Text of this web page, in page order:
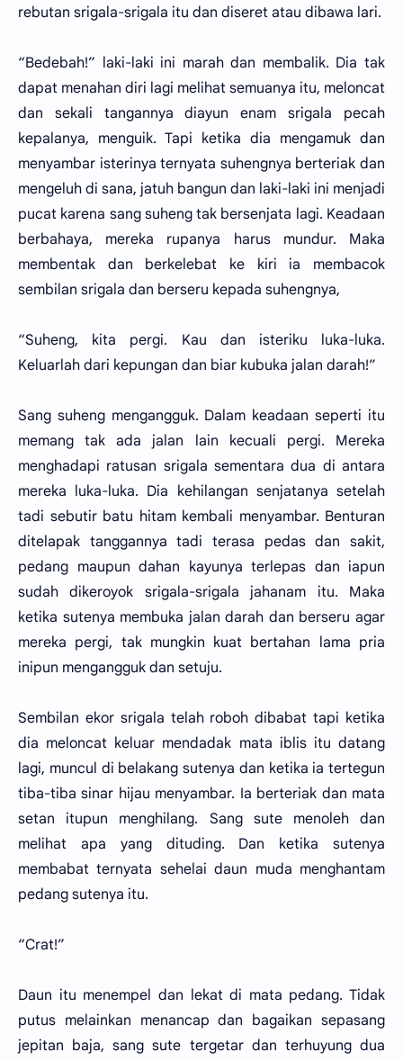
rebutan srigala-srigala itu dan diseret atau dibawa lari.
“Bedebah!” laki-laki ini marah dan membalik. Dia tak
dapat menahan diri lagi melihat semuanya itu, meloncat
dan sekali tangannya diayun enam srigala pecah
kepalanya, menguik. Tapi ketika dia mengamuk dan
menyambar isterinya ternyata suhengnya berteriak dan
mengeluh di sana, jatuh bangun dan laki-laki ini menjadi
pucat karena sang suheng tak bersenjata lagi. Keadaan
berbahaya, mereka rupanya harus mundur. Maka
membentak dan berkelebat ke kiri ia membacok
sembilan srigala dan berseru kepada suhengnya,
“Suheng, kita pergi. Kau dan isteriku luka-luka.
Keluarlah dari kepungan dan biar kubuka jalan darah!”
Sang suheng mengangguk. Dalam keadaan seperti itu
memang tak ada jalan lain kecuali pergi. Mereka
menghadapi ratusan srigala sementara dua di antara
mereka luka-luka. Dia kehilangan senjatanya setelah
tadi sebutir batu hitam kembali menyambar. Benturan
ditelapak tanggannya tadi terasa pedas dan sakit,
pedang maupun dahan kayunya terlepas dan iapun
sudah dikeroyok srigala-srigala jahanam itu. Maka
ketika sutenya membuka jalan darah dan berseru agar
mereka pergi, tak mungkin kuat bertahan lama pria
inipun mengangguk dan setuju.
Sembilan ekor srigala telah roboh dibabat tapi ketika
dia meloncat keluar mendadak mata iblis itu datang
lagi, muncul di belakang sutenya dan ketika ia tertegun
tiba-tiba sinar hijau menyambar. Ia berteriak dan mata
setan itupun menghilang. Sang sute menoleh dan
melihat apa yang dituding. Dan ketika sutenya
membabat ternyata sehelai daun muda menghantam
pedang sutenya itu.
“Crat!”
Daun itu menempel dan lekat di mata pedang. Tidak
putus melainkan menancap dan bagaikan sepasang
jepitan baja, sang sute tergetar dan terhuyung dua